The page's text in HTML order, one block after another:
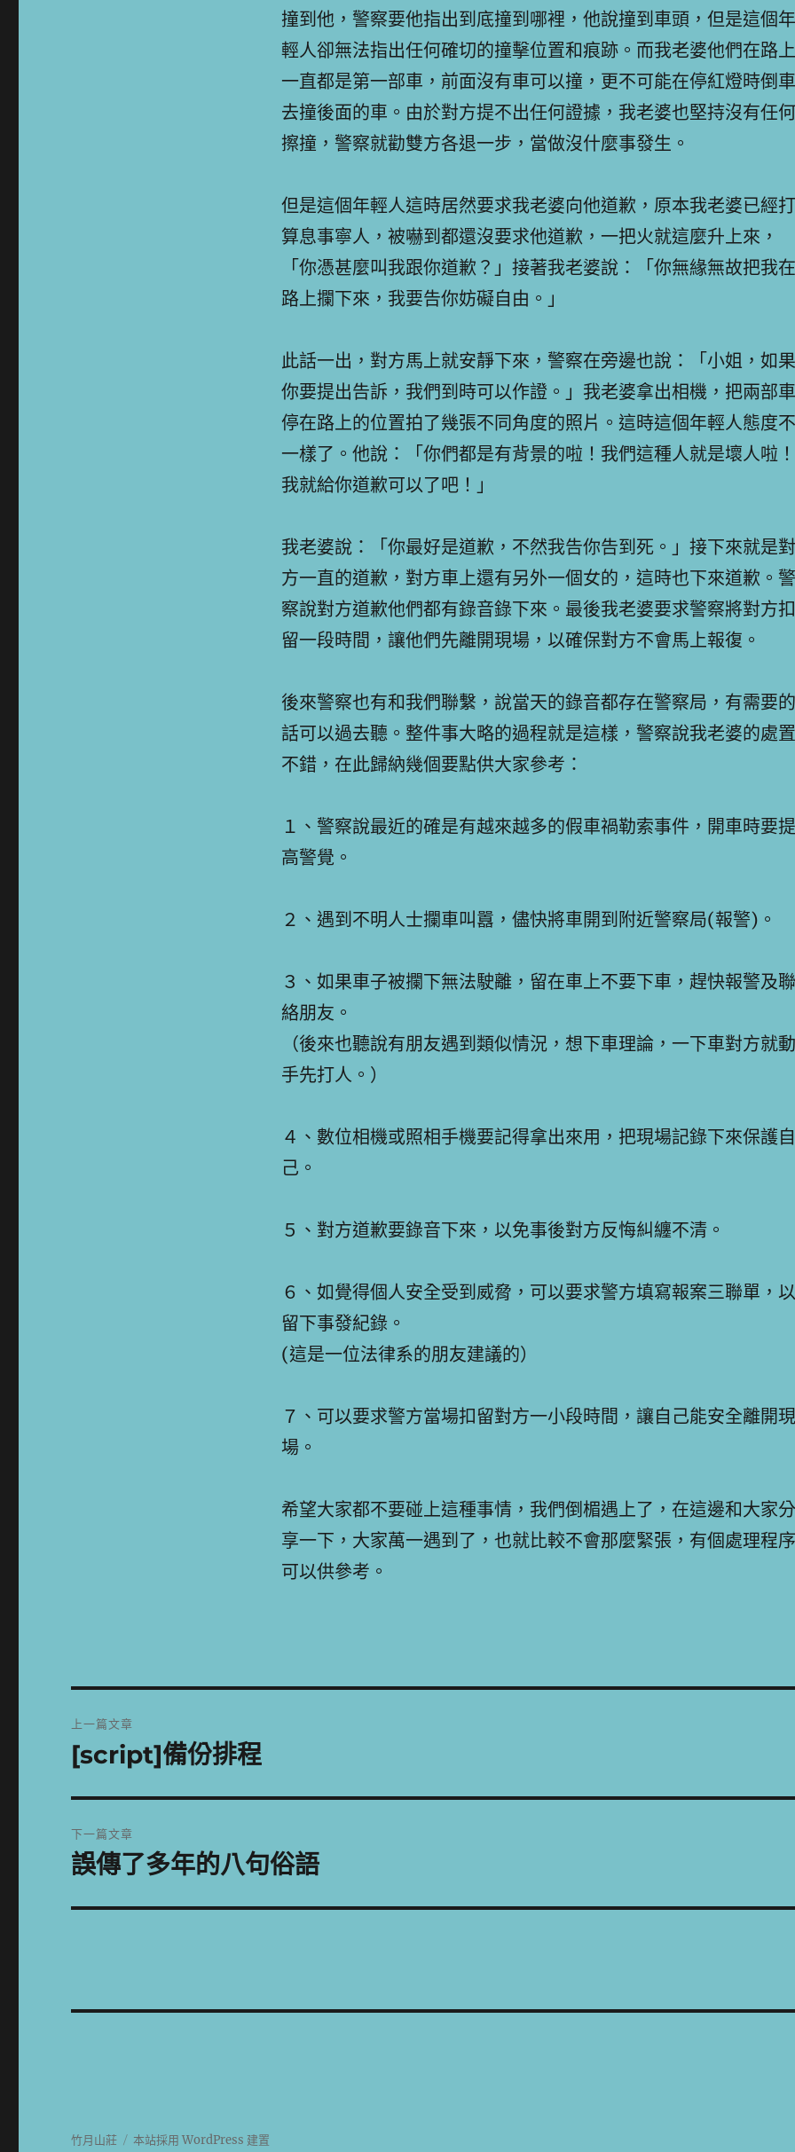
撞到他，警察要他指出到底撞到哪裡，他說撞到車頭，但是這個年
輕人卻無法指出任何確切的撞擊位置和痕跡。而我老婆他們在路上
一直都是第一部車，前面沒有車可以撞，更不可能在停紅燈時倒車
去撞後面的車。由於對方提不出任何證據，我老婆也堅持沒有任何
擦撞，警察就勸雙方各退一步，當做沒什麼事發生。
但是這個年輕人這時居然要求我老婆向他道歉，原本我老婆已經打
算息事寧人，被嚇到都還沒要求他道歉，一把火就這麼升上來，
「你憑甚麼叫我跟你道歉？」接著我老婆說：「你無緣無故把我在
路上攔下來，我要告你妨礙自由。」
此話一出，對方馬上就安靜下來，警察在旁邊也說：「小姐，如果
你要提出告訴，我們到時可以作證。」我老婆拿出相機，把兩部車
停在路上的位置拍了幾張不同角度的照片。這時這個年輕人態度不
一樣了。他說：「你們都是有背景的啦！我們這種人就是壞人啦！
我就給你道歉可以了吧！」
我老婆說：「你最好是道歉，不然我告你告到死。」接下來就是對
方一直的道歉，對方車上還有另外一個女的，這時也下來道歉。警
察說對方道歉他們都有錄音錄下來。最後我老婆要求警察將對方扣
留一段時間，讓他們先離開現場，以確保對方不會馬上報復。
後來警察也有和我們聯繫，說當天的錄音都存在警察局，有需要的
話可以過去聽。整件事大略的過程就是這樣，警察說我老婆的處置
不錯，在此歸納幾個要點供大家參考：
１、警察說最近的確是有越來越多的假車禍勒索事件，開車時要提
高警覺。
２、遇到不明人士攔車叫囂，儘快將車開到附近警察局(報警)。
３、如果車子被攔下無法駛離，留在車上不要下車，趕快報警及聯
絡朋友。
（後來也聽說有朋友遇到類似情況，想下車理論，一下車對方就動
手先打人。）
４、數位相機或照相手機要記得拿出來用，把現場記錄下來保護自
己。
５、對方道歉要錄音下來，以免事後對方反悔糾纏不清。
６、如覺得個人安全受到威脅，可以要求警方填寫報案三聯單，以
留下事發紀錄。
(這是一位法律系的朋友建議的）
７、可以要求警方當場扣留對方一小段時間，讓自己能安全離開現
場。
希望大家都不要碰上這種事情，我們倒楣遇上了，在這邊和大家分
享一下，大家萬一遇到了，也就比較不會那麼緊張，有個處理程序
可以供參考。
章
上一篇文章
上
篇
文
章:
[script]備份排程
下一篇文章
下
篇
誤傳了多年的八句俗語
竹月山莊 本站採用 WordPress 建置